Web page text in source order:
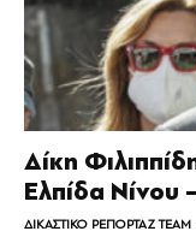
Δίκη
Ελπίδα
ΔΙΚΑΣΤΙΚΟ ΡΕΠΟΡΤΑΖ TEAM